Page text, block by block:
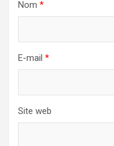
Nom *
E-mail *
Site web